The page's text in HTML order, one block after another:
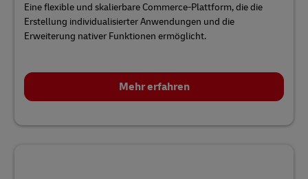
Eine flexible und skalierbare Commerce-Plattform, die die
Erstellung individualisierter Anwendungen und die
Erweiterung nativer Funktionen ermöglicht.
Mehr erfahren